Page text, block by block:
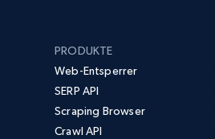
PRODUKTE
Web-Entsperrer
SERP API
Scraping Browser
Crawl API